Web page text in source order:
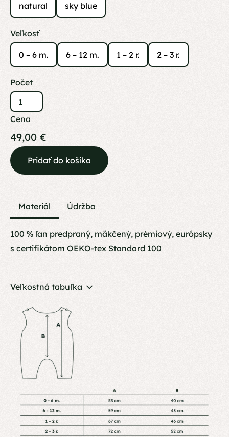
natural sky blue
Veľkosť
0 – 6 m. 6 – 12 m. 1 – 2 r. 2 – 3 r.
Počet
Cena
49,00 €
Materiál Údržba
100 % ľan predpraný, mäkčený, prémiový, európsky
s certifikátom OEKO-tex Standard 100
Veľkostná tabuľka